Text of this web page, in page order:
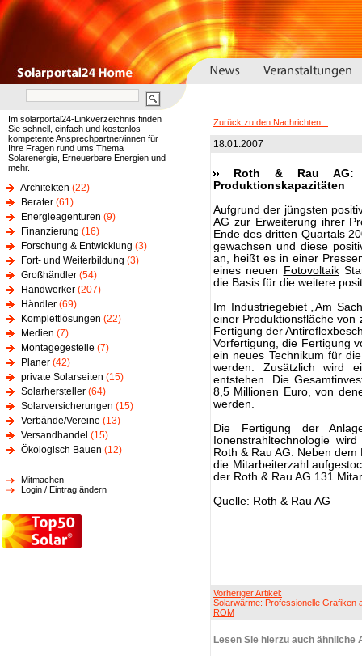
Im solarportal24-Linkverzeichnis finden
Sie schnell, einfach und kostenlos
kompetente Ansprechpartner/innen für
Ihre Fragen rund ums Thema
Solarenergie, Erneuerbare Energien und
mehr.
Architekten (22)
Berater (61)
Energieagenturen (9)
Finanzierung (16)
Forschung & Entwicklung (3)
Fort- und Weiterbildung (3)
Großhändler (54)
Handwerker (207)
Händler (69)
Komplettlösungen (22)
Medien (7)
Montagegestelle (7)
Planer (42)
private Solarseiten (15)
Solarhersteller (64)
Solarversicherungen (15)
Verbände/Vereine (13)
Versandhandel (15)
Ökologisch Bauen (12)
Mitmachen
Login / Eintrag ändern
Zurück zu den Nachrichten...
18.01.2007
Roth & Rau AG:
Produktionskapazitäten
Aufgrund der jüngsten
AG zur Erweiterung ihrer
Ende des dritten Quartals
gewachsen und diese
an, heißt es in einer
eines neuen
Fotovoltaik
die Basis für die weitere
Im Industriegebiet „Am
einer Produktionsfläche von
Fertigung der
Vorfertigung, die Fertigung
ein neues Technikum für
werden. Zusätzlich wird
entstehen. Die
8,5 Millionen Euro, von
werden.
Die Fertigung der
Ionenstrahltechnologie
Roth & Rau AG. Neben
die Mitarbeiterzahl
der Roth & Rau AG 131
Quelle: Roth & Rau AG
Vorheriger Artikel:
Solarwärme: Professionelle Grafiken
ROM
Lesen Sie hierzu auch ähnliche